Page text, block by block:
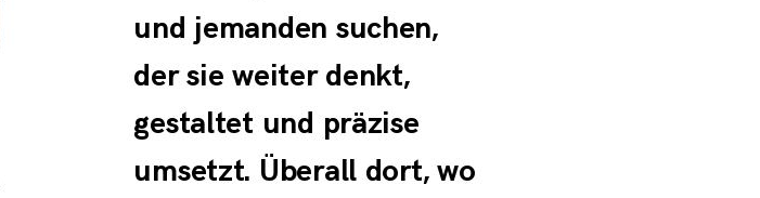
und jemanden suchen,
der sie weiter denkt,
gestaltet und präzise
umsetzt. Überall dort, wo